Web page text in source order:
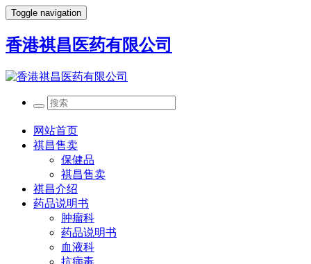
Toggle navigation
香港祺昌医药有限公司
网站首页
祺昌售卖
保健品
祺昌售卖
祺昌介绍
药品说明书
肿瘤科
药品说明书
血液科
抗病毒